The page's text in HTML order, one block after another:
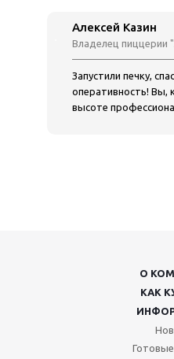
Алексей Казин
Владелец пиццерии
Запустили печку,
оперативность! Вы,
высоте
О
КАК